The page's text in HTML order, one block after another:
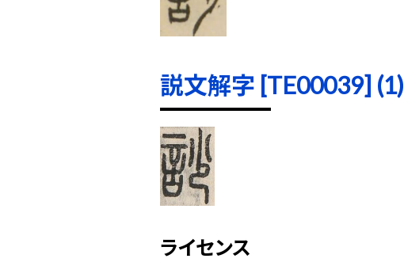
説文解字 [TE00039] (1)
ライセンス